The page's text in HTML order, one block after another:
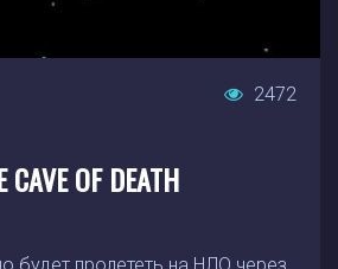
2472
CAVE OF DEATH